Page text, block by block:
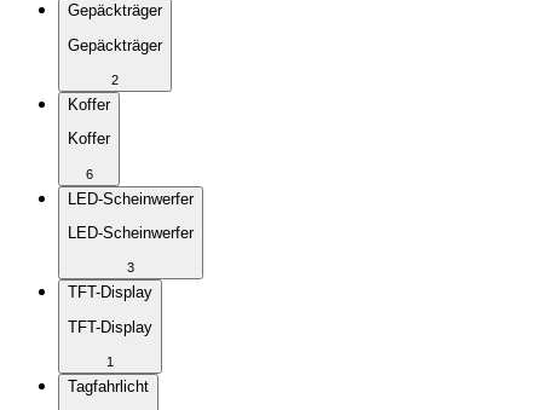
Gepäckträger
Gepäckträger
2
Koffer
Koffer
6
LED-Scheinwerfer
LED-Scheinwerfer
3
TFT-Display
TFT-Display
1
Tagfahrlicht